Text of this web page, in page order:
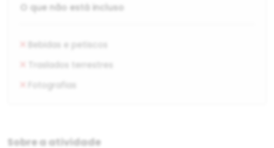
O que não está incluso
Bebidas e petiscos
Traslados terrestres
Fotografias
Sobre a atividade